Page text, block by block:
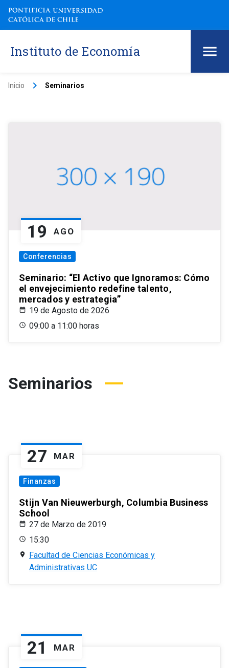
Instituto de Economía
Inicio keyboard_arrow_right Seminarios
19 AGO
Conferencias
Seminario: “El Activo que Ignoramos: Cómo
el envejecimiento redefine talento,
mercados y estrategia”
19 de Agosto de 2026
09:00 a 11:00 horas
Seminarios
27 MAR
Finanzas
Stijn Van Nieuwerburgh, Columbia Business
School
27 de Marzo de 2019
15:30
Facultad de Ciencias Económicas y
Administrativas UC
21 MAR